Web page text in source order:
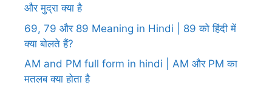
और मुद्रा क्या है
69, 79 और 89 Meaning in Hindi | 89 को हिंदी में
क्या बोलते हैं?
AM and PM full form in hindi | AM और PM का
मतलब क्या होता है